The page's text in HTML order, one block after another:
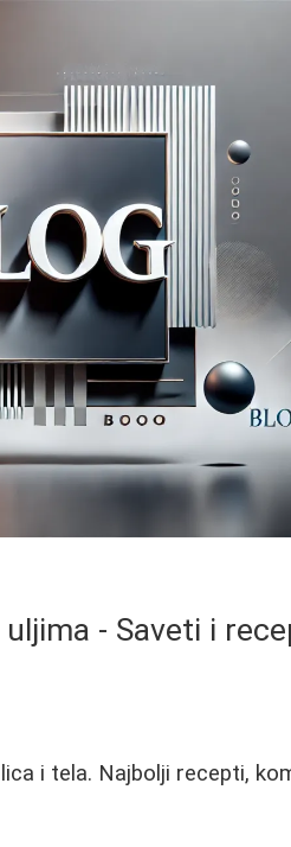
- Saveti i
i tela. Najbolji recepti,